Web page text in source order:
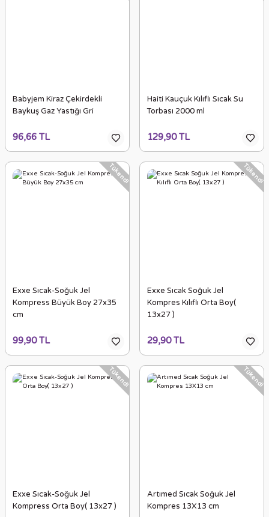
Babyjem Kiraz Çekirdekli
Baykuş Gaz Yastığı Gri
96,66 TL
Haiti Kauçuk Kılıflı Sıcak Su
Torbası 2000 ml
129,90 TL
Tükendi
Exxe Sıcak-Soğuk Jel
Kompress Büyük Boy 27x35
cm
99,90 TL
Tükendi
Exxe Sıcak Soğuk Jel
Kompres Kılıflı Orta Boy(
13x27 )
29,90 TL
Tükendi
Exxe Sıcak-Soğuk Jel
Kompress Orta Boy( 13x27 )
Tükendi
Artımed Sıcak Soğuk Jel
Kompres 13X13 cm